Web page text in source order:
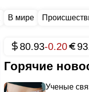
В мире
80.93-0.20
Горячие
Ученые